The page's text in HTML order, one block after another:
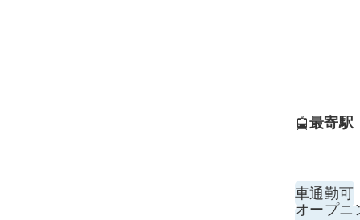
最寄駅
車通勤可
オープニ